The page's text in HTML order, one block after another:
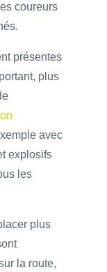
coureurs
présentes
plus
avec
explosifs
les
plus
la route,